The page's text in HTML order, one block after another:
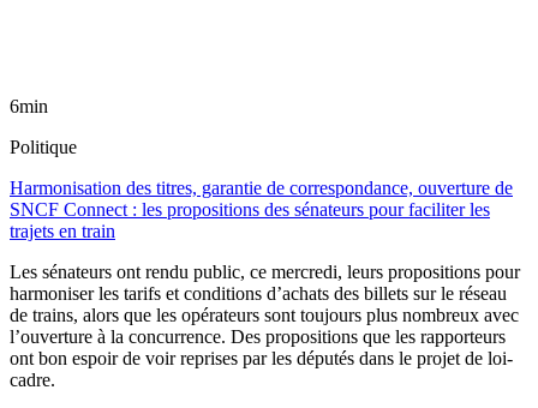
6min
Politique
Harmonisation des titres, garantie de correspondance, ouverture de
SNCF Connect : les propositions des sénateurs pour faciliter les
trajets en train
Les sénateurs ont rendu public, ce mercredi, leurs propositions pour
harmoniser les tarifs et conditions d’achats des billets sur le réseau
de trains, alors que les opérateurs sont toujours plus nombreux avec
l’ouverture à la concurrence. Des propositions que les rapporteurs
ont bon espoir de voir reprises par les députés dans le projet de loi-
cadre.